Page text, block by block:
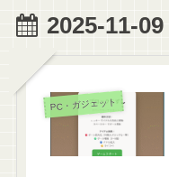
2025-11-09
PC・ガジェット